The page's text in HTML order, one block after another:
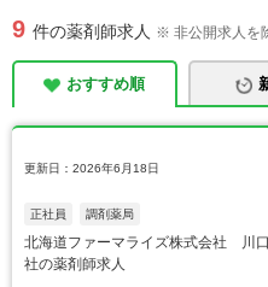
9 件の薬剤師求人 ※ 非公開求人を
おすすめ順
更新日：2026年6月18日
正社員 調剤薬局
北海道ファーマライズ株式会社 川
社の薬剤師求人